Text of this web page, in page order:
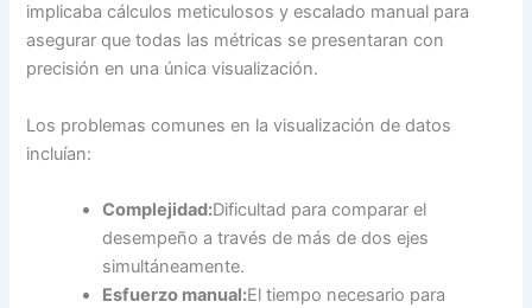
implicaba cálculos meticulosos y escalado manual para
asegurar que todas las métricas se presentaran con
precisión en una única visualización.
Los problemas comunes en la visualización de datos
incluían:
Complejidad:Dificultad para comparar el
desempeño a través de más de dos ejes
simultáneamente.
Esfuerzo manual:El tiempo necesario para